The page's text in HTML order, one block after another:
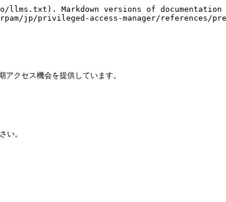
Markdown versions of documentation
jp/privileged-access-manager/references/
クセス機会を提供しています。
。